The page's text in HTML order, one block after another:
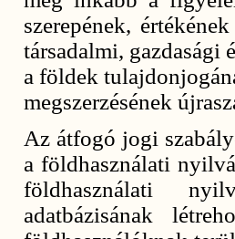
szerepének,
társadalmi,
a földek
megszerzésének
Az átfogó jogi
a földhasználati
földhasználati
adatbázisának